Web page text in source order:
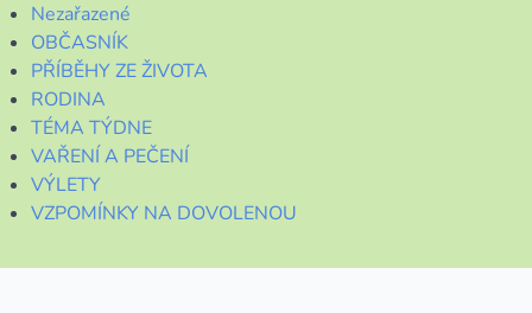
Nezařazené
OBČASNÍK
PŘÍBĚHY ZE ŽIVOTA
RODINA
TÉMA TÝDNE
VAŘENÍ A PEČENÍ
VÝLETY
VZPOMÍNKY NA DOVOLENOU